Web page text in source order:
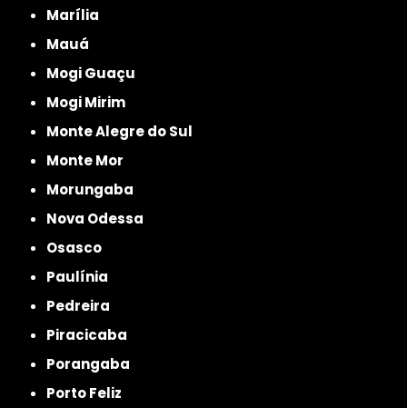
Marília
Mauá
Mogi Guaçu
Mogi Mirim
Monte Alegre do Sul
Monte Mor
Morungaba
Nova Odessa
Osasco
Paulínia
Pedreira
Piracicaba
Porangaba
Porto Feliz